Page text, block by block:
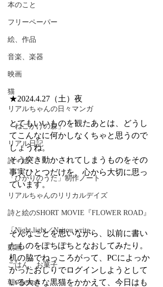
本のこと
フリーペーパー
絵、作品
音楽、楽器
映画
猫
リアルちゃんの日々マンガ
「ねこかげの森」
リアル日記
詩＋絵
「ひかりのうた」制作ノート
リアルちゃんのリリカルデイズ
詩と絵のSHORT MOVIE『FLOWER ROAD』
「Night light／Naitou write」
動画
ごはん、お菓子
朝のlesson
★2024.4.27（土）夜
とてもいいものを観たあとは、どうし
てこんなに何かしなくちゃと思うので
しょうね。
そう突き動かされてしまうものをその
事実ひとつだけを、心から大切に思っ
ています。
そんなことを思いながら、以前に書い
たものをぽちぽちとなおしてみたり。
机の脇でねっころがって、PCによっか
かったおしりでログインしようとして
いる大きな黒猫をかかえて、今日はも